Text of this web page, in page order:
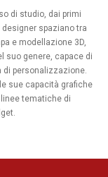
di studio, dai primi
spaziano tra
e modellazione 3D,
suo genere, capace di
personalizzazione.
sue capacità grafiche
tematiche di